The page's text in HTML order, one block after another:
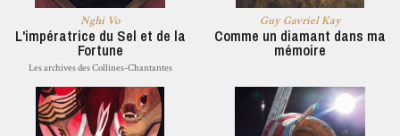
Nghi Vo
L'impératrice du Sel et de la
Fortune
Les archives des Collines-Chantantes
Guy Gavriel Kay
Comme un diamant dans ma
mémoire